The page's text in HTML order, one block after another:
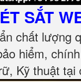
SẮT
chất
hiểm,
Kỹ thuật